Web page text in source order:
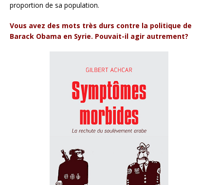
proportion de sa population.
Vous avez des mots très durs contre la politique de
Barack Obama en Syrie. Pouvait-il agir autrement?